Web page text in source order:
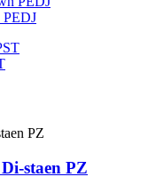
PEDJ
staen PZ